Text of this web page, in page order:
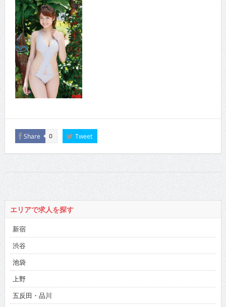
Share 0 Tweet
エリアで求人を探す
新宿
渋谷
池袋
上野
五反田・品川